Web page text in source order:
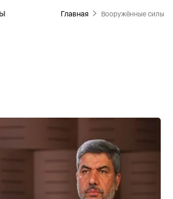
Главная Вооружённые силы